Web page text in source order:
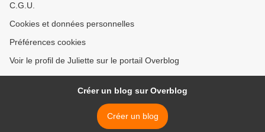
C.G.U.
Cookies et données personnelles
Préférences cookies
Voir le profil de Juliette sur le portail Overblog
Créer un blog sur Overblog
Créer un blog